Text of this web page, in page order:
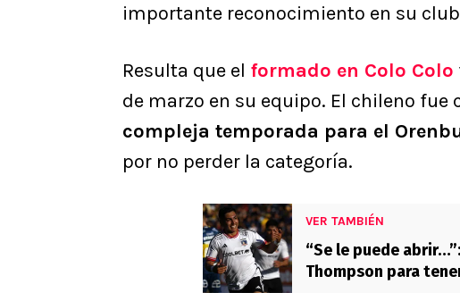
importante reconocimiento en su
Resulta que el formado en Colo Colo
de marzo en su equipo. El chileno fue
compleja temporada para el
por no perder la categoría.
VER TAMBIÉN
“Se le puede
Thompson para